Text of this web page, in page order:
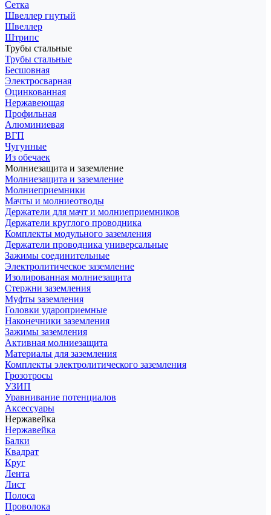
Сетка
Швеллер гнутый
Швеллер
Штрипс
Трубы стальные
Трубы стальные
Бесшовная
Электросварная
Оцинкованная
Нержавеющая
Профильная
Алюминиевая
ВГП
Чугунные
Из обечаек
Молниезащита и заземление
Молниезащита и заземление
Молниеприемники
Мачты и молниеотводы
Держатели для мачт и молниеприемников
Держатели круглого проводника
Комплекты модульного заземления
Держатели проводника универсальные
Зажимы соединительные
Электролитическое заземление
Изолированная молниезащита
Стержни заземления
Муфты заземления
Головки удароприемные
Наконечники заземления
Зажимы заземления
Активная молниезащита
Материалы для заземления
Комплекты электролитического заземления
Грозотросы
УЗИП
Уравнивание потенциалов
Аксессуары
Нержавейка
Нержавейка
Балки
Квадрат
Круг
Лента
Лист
Полоса
Проволока